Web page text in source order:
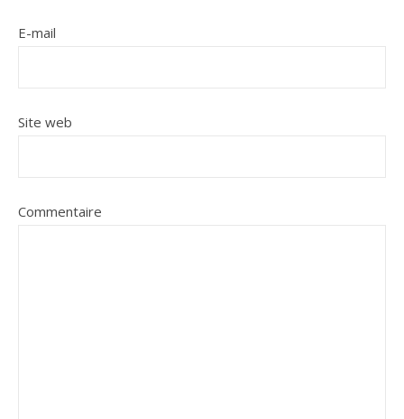
E-mail
Site web
Commentaire